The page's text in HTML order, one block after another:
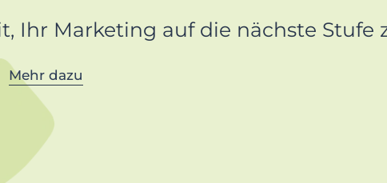
Ihr Marketing auf die nächste Stufe
Mehr dazu